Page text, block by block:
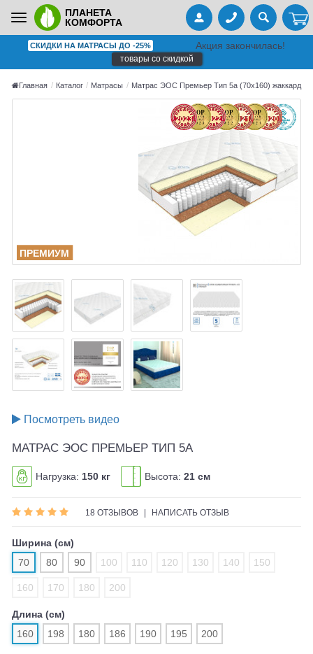
Toggle
navigation
ПЛАНЕТА
КОМФОРТА
СКИДКИ НА МАТРАСЫ ДО -25% Акция закончилась!
товары со скидкой
Главная Каталог Матрасы Матрас ЭОС Премьер Тип 5а (70x160) жаккард
Посмотреть видео
МАТРАС ЭОС ПРЕМЬЕР ТИП 5А
Нагрузка: 150 кг Высота: 21 см
18 ОТЗЫВОВ НАПИСАТЬ ОТЗЫВ
Ширина (см)
70
80 90 100 110 120 130 140 150
160 170 180 200
Длина (см)
160
198 180 186 190 195 200